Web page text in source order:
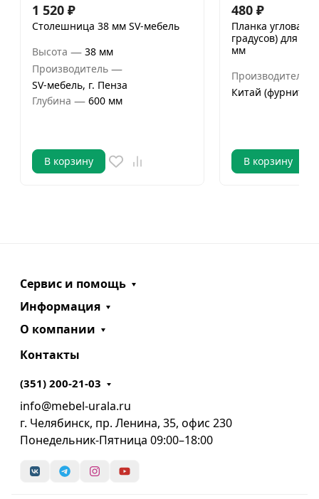
1 520 ₽
Столешница 38 мм SV-мебель
Высота — 38 мм
Производитель —
SV-мебель, г. Пенза
Глубина — 600 мм
В корзину
480 ₽
Планка угловая
градусов) для
мм
Производитель
Китай
В корзину
Сервис и помощь
Информация
О компании
Контакты
(351) 200-21-03
info@mebel-urala.ru
г. Челябинск, пр. Ленина, 35, офис 230
Понедельник-Пятница 09:00–18:00